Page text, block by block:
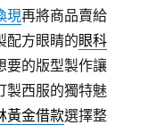
現再將商品賣給
配方眼睛的眼科
要的版型製作讓
製西服的獨特魅
黃金借款選擇整